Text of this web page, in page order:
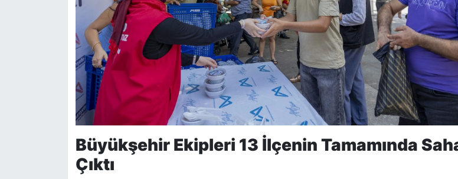
Büyükşehir Ekipleri 13 İlçenin Tamamında
Çıktı